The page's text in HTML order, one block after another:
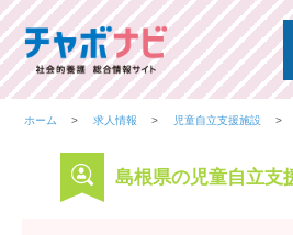
ホーム 求人情報 児童自立支援施設
島根県の児童自立支